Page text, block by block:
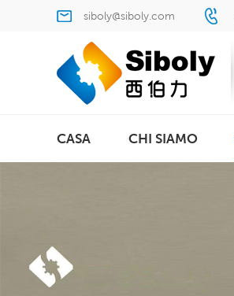
siboly@siboly.com
CASA CHI SIAMO